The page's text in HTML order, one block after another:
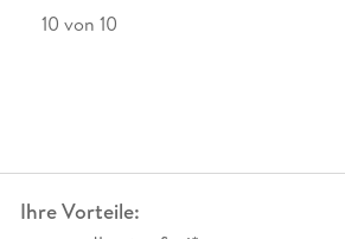
10 von 10
Ihre Vorteile: